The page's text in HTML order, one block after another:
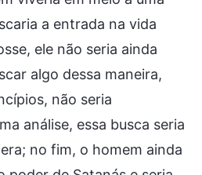
a entrada na vida
ele não seria ainda
algo dessa maneira,
não seria
análise, essa busca seria
no fim, o homem ainda